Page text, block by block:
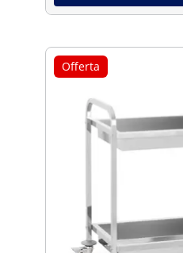
Offerta